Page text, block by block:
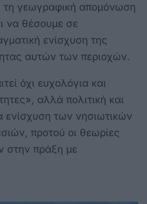
γεωγραφική απομόνωση
να θέσουμε σε
ενίσχυση της
αυτών των περιοχών.
όχι ευχολόγια και
αλλά πολιτική και
ενίσχυση των νησιωτικών
προτού οι θεωρίες
στην πράξη με